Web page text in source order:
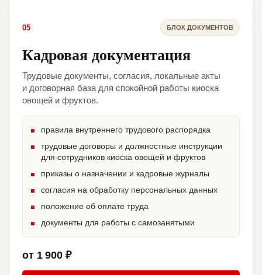
05 БЛОК ДОКУМЕНТОВ
Кадровая документация
Трудовые документы, согласия, локальные акты
и договорная база для спокойной работы киоска
овощей и фруктов.
правила внутреннего трудового распорядка
трудовые договоры и должностные инструкции
для сотрудников киоска овощей и фруктов
приказы о назначении и кадровые журналы
согласия на обработку персональных данных
положение об оплате труда
документы для работы с самозанятыми
от 1 900 ₽